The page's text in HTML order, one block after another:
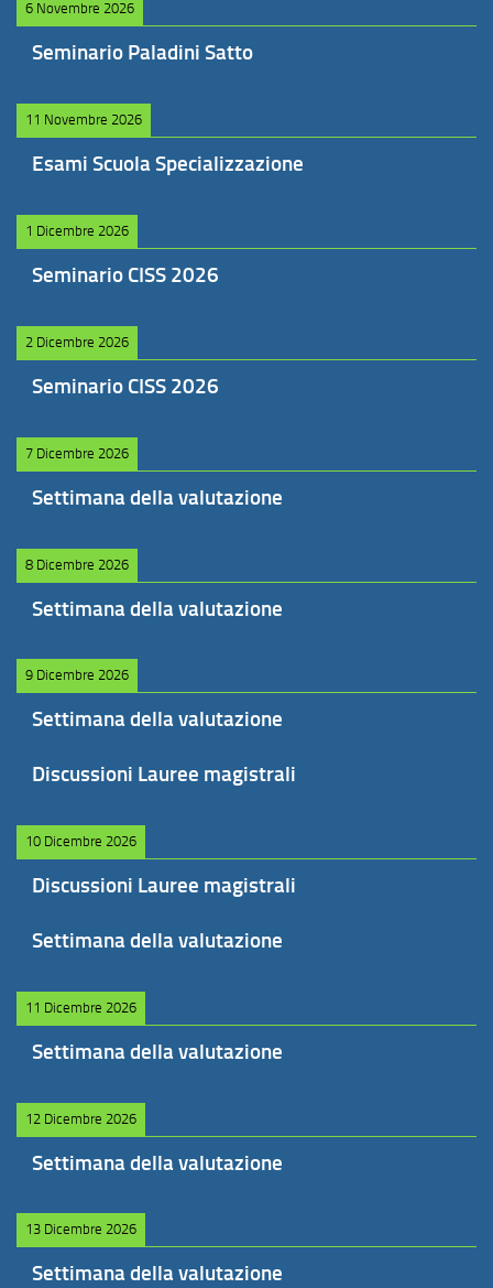
6 Novembre 2026
Seminario Paladini Satto
11 Novembre 2026
Esami Scuola Specializzazione
1 Dicembre 2026
Seminario CISS 2026
2 Dicembre 2026
Seminario CISS 2026
7 Dicembre 2026
Settimana della valutazione
8 Dicembre 2026
Settimana della valutazione
9 Dicembre 2026
Settimana della valutazione
Discussioni Lauree magistrali
10 Dicembre 2026
Discussioni Lauree magistrali
Settimana della valutazione
11 Dicembre 2026
Settimana della valutazione
12 Dicembre 2026
Settimana della valutazione
13 Dicembre 2026
Settimana della valutazione